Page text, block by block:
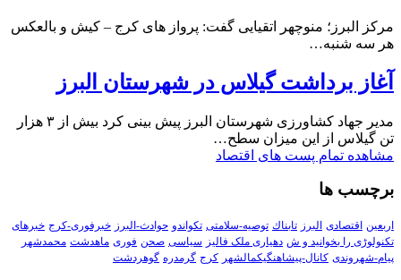
مرکز البرز؛ منوچهر اتقیایی گفت: پرواز های کرج – کیش و بالعکس
هر سه شنبه…
آغاز برداشت گیلاس در شهرستان البرز
مدیر جهاد کشاورزی شهرستان البرز پیش بینی کرد بیش از ۳ هزار
تن گیلاس از این میزان سطح…
مشاهده تمام پست های اقتصاد
برچسب ها
اربعین اقتصادی البرز تابناك توصیه-سلامتی تکواندو حوادث-البرز خبرفوری-کرج خبرهای
تکنولوڑی را بخوانید و ش دهیاری ملک فالیز سیاسی صحن فوری ماهدشت محمدشهر
پیام-شهروندی کانال-پیشاهنگیکمالشهر کرج گرمدره گوهردشت